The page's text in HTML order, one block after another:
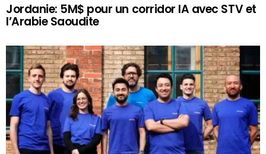
Jordanie: 5M$ pour un corridor IA avec STV et
l’Arabie Saoudite